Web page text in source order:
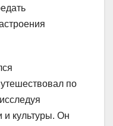
по
и культуры. Он